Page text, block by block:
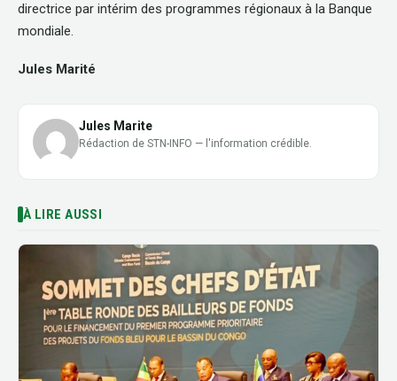
directrice par intérim des programmes régionaux à la Banque
mondiale.
Jules Marité
Jules Marite
Rédaction de STN-INFO — l'information crédible.
À LIRE AUSSI